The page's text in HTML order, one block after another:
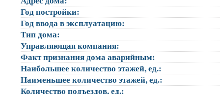
Год постройки:
Год ввода в эксплуатацию:
Тип дома:
Управляющая компания:
Факт признания дома аварийным:
Наибольшее количество этажей, ед.:
Наименьшее количество этажей, ед.:
Количество подъездов, ед.: